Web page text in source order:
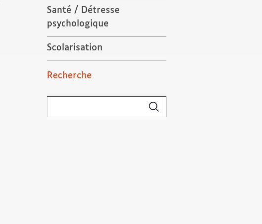
Santé / Détresse
psychologique
Scolarisation
Recherche